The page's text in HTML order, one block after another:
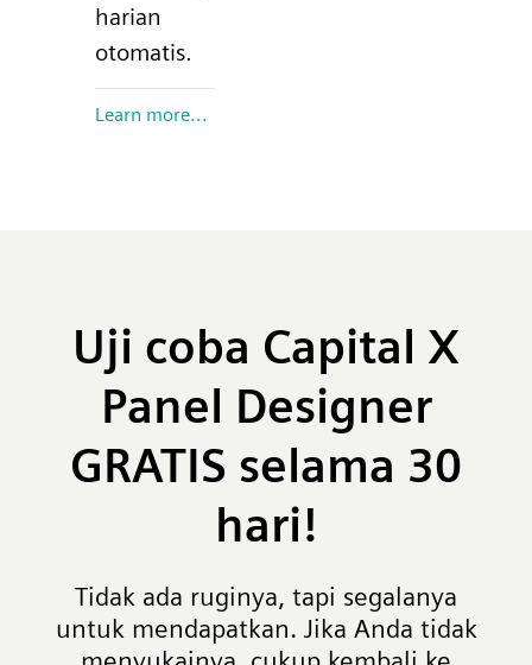
harian
otomatis.
Learn more...
Uji coba Capital X
Panel Designer
GRATIS selama 30
hari!
Tidak ada ruginya, tapi segalanya
untuk mendapatkan. Jika Anda tidak